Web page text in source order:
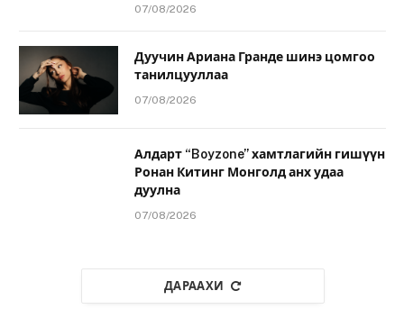
07/08/2026
Дуучин Ариана Гранде шинэ цомгоо
танилцууллаа
07/08/2026
Алдарт “Boyzone” хамтлагийн гишүүн
Ронан Китинг Монголд анх удаа
дуулна
07/08/2026
ДАРААХИ